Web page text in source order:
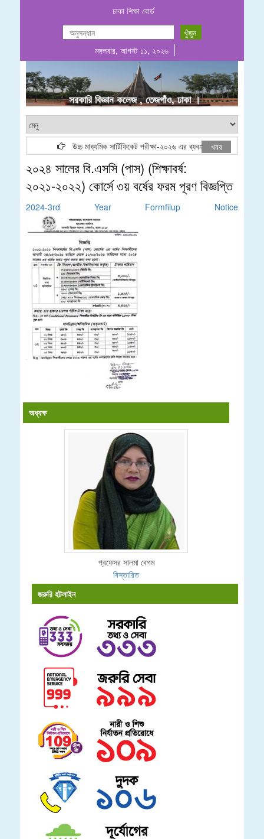
ঢাকা শিক্ষা বোর্ড
মঙ্গলবার, আগস্ট ১১, ২০২৬
.
সরকারি বিজ্ঞান কলেজ , তেজগাঁও, ঢাকা ।
উচ্চ মাধ্যমিক সার্টিফিকেট পরীক্ষা-২০২৬ এর ব্যবহারিক পরীক্ষার
খবর
২০২৪ সালের বি.এসসি (পাস) (শিক্ষাবর্ষ:
২০২১-২০২২) কোর্সে ৩য় বর্ষের ফরম পূরণ বিজ্ঞপ্তি
2024-3rd Year Formfilup Notice
অধ্যক্ষ
প্রফেসর সালমা বেগম
বিস্তারিত
জরুরি হটলাইন